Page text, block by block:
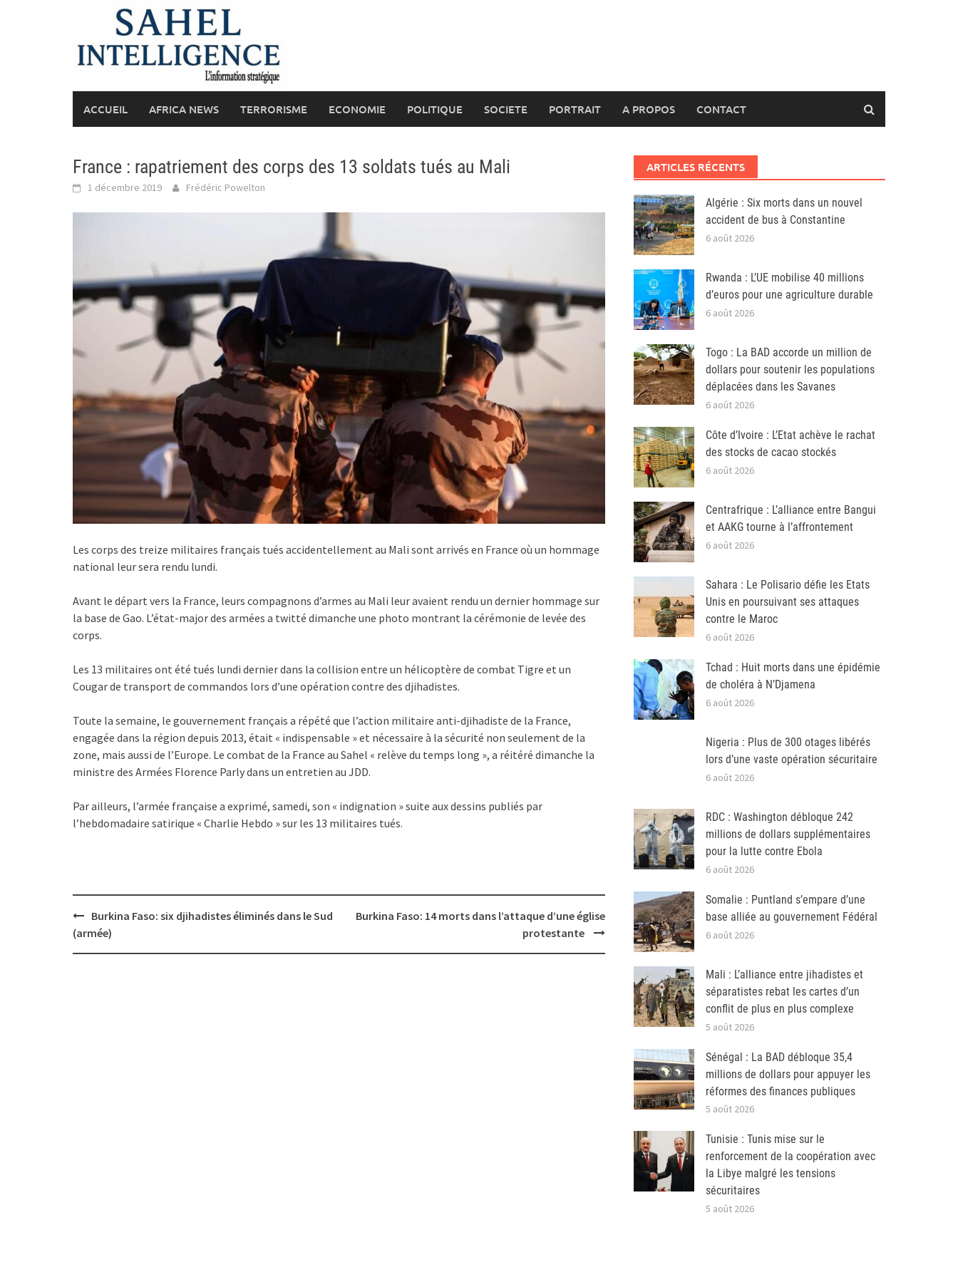
ACCUEIL AFRICA NEWS TERRORISME ECONOMIE POLITIQUE SOCIETE PORTRAIT A PROPOS CONTACT
France : rapatriement des corps des 13 soldats tués au Mali
1 décembre 2019 Frédéric Powelton
Les corps des treize militaires français tués accidentellement au Mali sont arrivés en France où un hommage
national leur sera rendu lundi.
Avant le départ vers la France, leurs compagnons d’armes au Mali leur avaient rendu un dernier hommage sur
la base de Gao. L’état-major des armées a twitté dimanche une photo montrant la cérémonie de levée des
corps.
Les 13 militaires ont été tués lundi dernier dans la collision entre un hélicoptère de combat Tigre et un
Cougar de transport de commandos lors d’une opération contre des djihadistes.
Toute la semaine, le gouvernement français a répété que l’action militaire anti-djihadiste de la France,
engagée dans la région depuis 2013, était « indispensable » et nécessaire à la sécurité non seulement de la
zone, mais aussi de l’Europe. Le combat de la France au Sahel « relève du temps long », a réitéré dimanche la
ministre des Armées Florence Parly dans un entretien au JDD.
Par ailleurs, l’armée française a exprimé, samedi, son « indignation » suite aux dessins publiés par
l’hebdomadaire satirique « Charlie Hebdo » sur les 13 militaires tués.
Post
navigation
Burkina Faso: six djihadistes éliminés dans le Sud
(armée)
Burkina Faso: 14 morts dans l’attaque d’une église
protestante
ARTICLES RÉCENTS
Algérie : Six morts dans un nouvel
accident de bus à Constantine
6 août 2026
Rwanda : L’UE mobilise 40 millions
d’euros pour une agriculture durable
6 août 2026
Togo : La BAD accorde un million de
dollars pour soutenir les populations
déplacées dans les Savanes
6 août 2026
Côte d’Ivoire : L’Etat achève le rachat
des stocks de cacao stockés
6 août 2026
Centrafrique : L’alliance entre Bangui
et AAKG tourne à l’affrontement
6 août 2026
Sahara : Le Polisario défie les Etats
Unis en poursuivant ses attaques
contre le Maroc
6 août 2026
Tchad : Huit morts dans une épidémie
de choléra à N’Djamena
6 août 2026
Nigeria : Plus de 300 otages libérés
lors d’une vaste opération sécuritaire
6 août 2026
RDC : Washington débloque 242
millions de dollars supplémentaires
pour la lutte contre Ebola
6 août 2026
Somalie : Puntland s’empare d’une
base alliée au gouvernement Fédéral
6 août 2026
Mali : L’alliance entre jihadistes et
séparatistes rebat les cartes d’un
conflit de plus en plus complexe
5 août 2026
Sénégal : La BAD débloque 35,4
millions de dollars pour appuyer les
réformes des finances publiques
5 août 2026
Tunisie : Tunis mise sur le
renforcement de la coopération avec
la Libye malgré les tensions
sécuritaires
5 août 2026